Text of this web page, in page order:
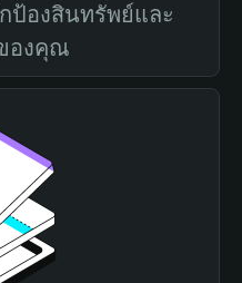
ป้องสินทรัพย์และ
องคุณ